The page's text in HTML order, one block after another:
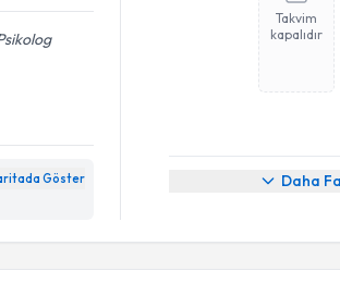
Göster
Takvim
kapalıdır
Daha